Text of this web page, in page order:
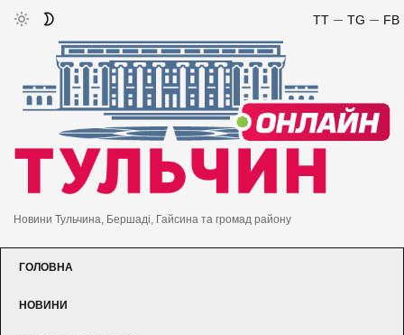
FB
TG
TT
Новини Тульчина, Бершаді, Гайсина та громад району
ГОЛОВНА
НОВИНИ